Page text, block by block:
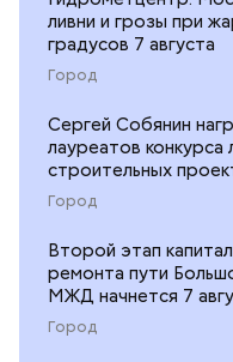
ливни и грозы при
градусов 7 августа
Город
Сергей Собянин
лауреатов конкурса
строительных
Город
Второй этап
ремонта пути
МЖД начнется 7
Город